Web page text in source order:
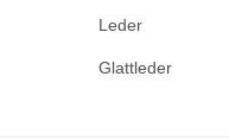
Leder
Glattleder